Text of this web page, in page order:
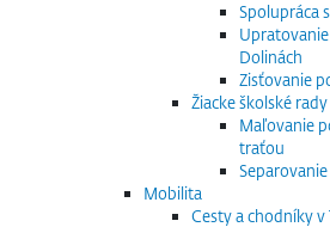
Spolupráca
Dolinách
Zisťovanie
Žiacke školské rady
Maľovanie
traťou
Mobilita
Cesty a chodníky